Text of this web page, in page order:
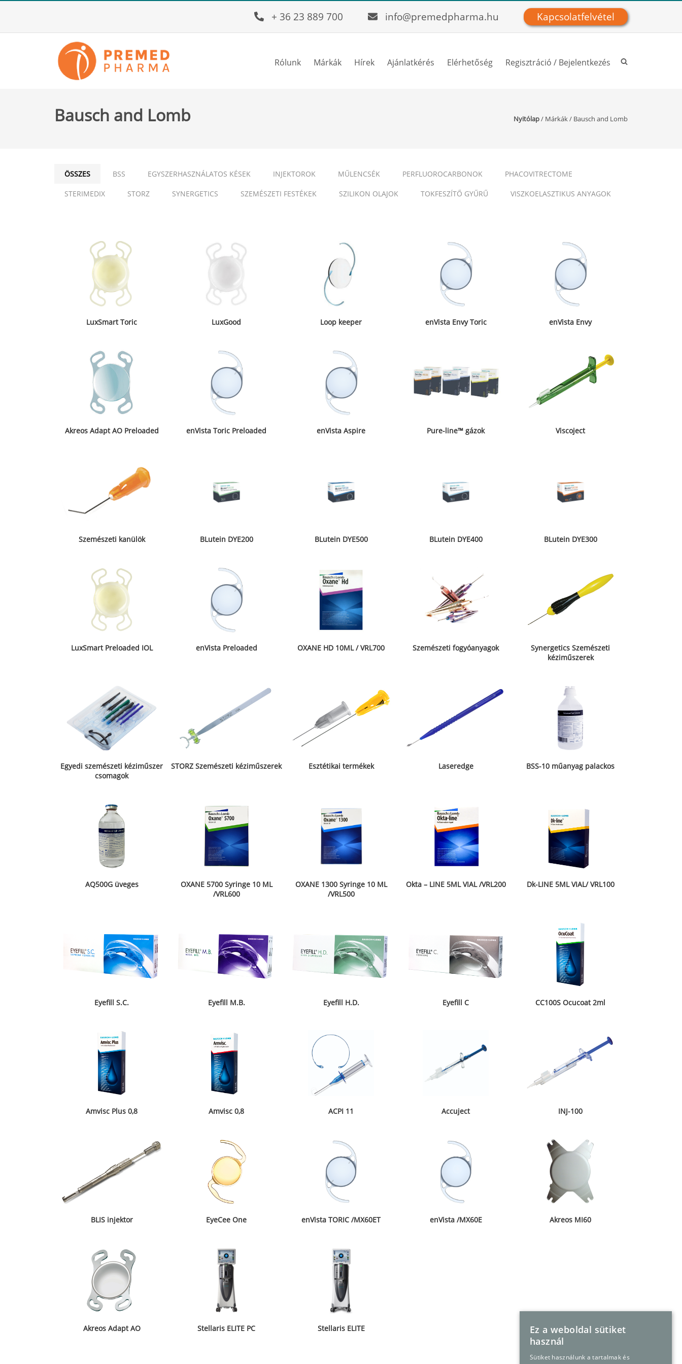
+ 36 23 889 700 info@premedpharma.hu Kapcsolatfelvétel
Rólunk Márkák Hírek Ajánlatkérés Elérhetőség Regisztráció / Bejelentkezés
Bausch and Lomb Nyitólap/ Márkák/ Bausch and Lomb
ÖSSZES BSS EGYSZERHASZNÁLATOS KÉSEK INJEKTOROK MŰLENCSÉK PERFLUOROCARBONOK PHACOVITRECTOME
STERIMEDIX STORZ SYNERGETICS SZEMÉSZETI FESTÉKEK SZILIKON OLAJOK TOKFESZÍTŐ GYŰRŰ VISZKOELASZTIKUS ANYAGOK
LuxSmart Toric LuxGood Loop keeper enVista Envy Toric enVista Envy
Akreos Adapt AO Preloaded enVista Toric Preloaded enVista Aspire Pure-line™ gázok Viscoject
Szemészeti kanülök BLutein DYE200 BLutein DYE500 BLutein DYE400 BLutein DYE300
LuxSmart Preloaded IOL enVista Preloaded OXANE HD 10ML / VRL700 Szemészeti fogyóanyagok
Synergetics Szemészeti
kéziműszerek
Egyedi szemészeti kéziműszer
csomagok
STORZ Szemészeti kéziműszerek Esztétikai termékek Laseredge BSS-10 műanyag palackos
AQ500G üveges
OXANE 5700 Syringe 10 ML
/VRL600
OXANE 1300 Syringe 10 ML
/VRL500
Okta – LINE 5ML VIAL /VRL200 Dk-LINE 5ML VIAL/ VRL100
Eyefill S.C. Eyefill M.B. Eyefill H.D. Eyefill C CC100S Ocucoat 2ml
Amvisc Plus 0,8 Amvisc 0,8 ACPI 11 Accuject INJ-100
BLIS injektor EyeCee One enVista TORIC /MX60ET enVista /MX60E Akreos MI60
Akreos Adapt AO Stellaris ELITE PC Stellaris ELITE
Ez a weboldal sütiket
használ
Sütiket használunk a tartalmak és